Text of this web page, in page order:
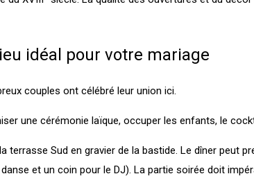
idéal pour votre mariage
couples ont célébré leur union ici.
une cérémonie laïque, occuper les enfants, le
Sud en gravier de la bastide. Le dîner peut
et un coin pour le DJ). La partie soirée doit